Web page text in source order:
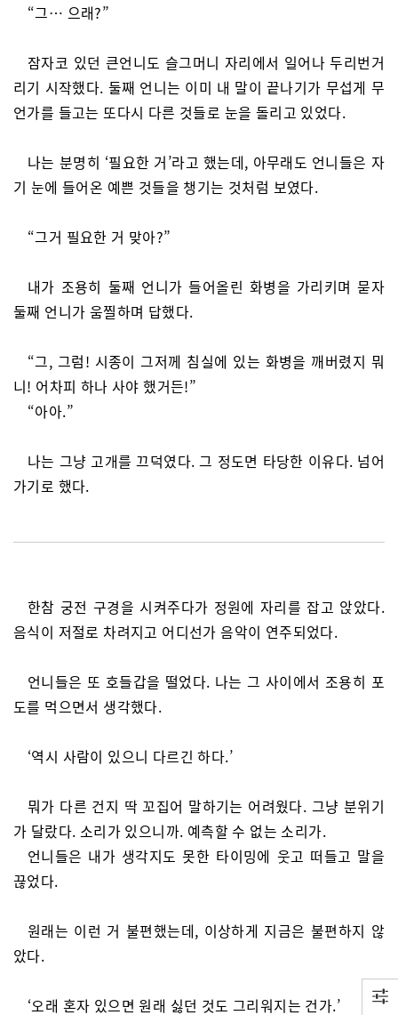
“그… 으래?”
잠자코 있던 큰언니도 슬그머니 자리에서 일어나 두리번거
리기 시작했다. 둘째 언니는 이미 내 말이 끝나기가 무섭게 무
언가를 들고는 또다시 다른 것들로 눈을 돌리고 있었다.
나는 분명히 ‘필요한 거’라고 했는데, 아무래도 언니들은 자
기 눈에 들어온 예쁜 것들을 챙기는 것처럼 보였다.
“그거 필요한 거 맞아?”
내가 조용히 둘째 언니가 들어올린 화병을 가리키며 묻자
둘째 언니가 움찔하며 답했다.
“그, 그럼! 시종이 그저께 침실에 있는 화병을 깨버렸지 뭐
니! 어차피 하나 사야 했거든!”
“아아.”
나는 그냥 고개를 끄덕였다. 그 정도면 타당한 이유다. 넘어
가기로 했다.
한참 궁전 구경을 시켜주다가 정원에 자리를 잡고 앉았다.
음식이 저절로 차려지고 어디선가 음악이 연주되었다.
언니들은 또 호들갑을 떨었다. 나는 그 사이에서 조용히 포
도를 먹으면서 생각했다.
‘역시 사람이 있으니 다르긴 하다.’
뭐가 다른 건지 딱 꼬집어 말하기는 어려웠다. 그냥 분위기
가 달랐다. 소리가 있으니까. 예측할 수 없는 소리가.
언니들은 내가 생각지도 못한 타이밍에 웃고 떠들고 말을
끊었다.
원래는 이런 거 불편했는데, 이상하게 지금은 불편하지 않
았다.
‘오래 혼자 있으면 원래 싫던 것도 그리워지는 건가.’